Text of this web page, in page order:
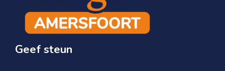
Geef steun